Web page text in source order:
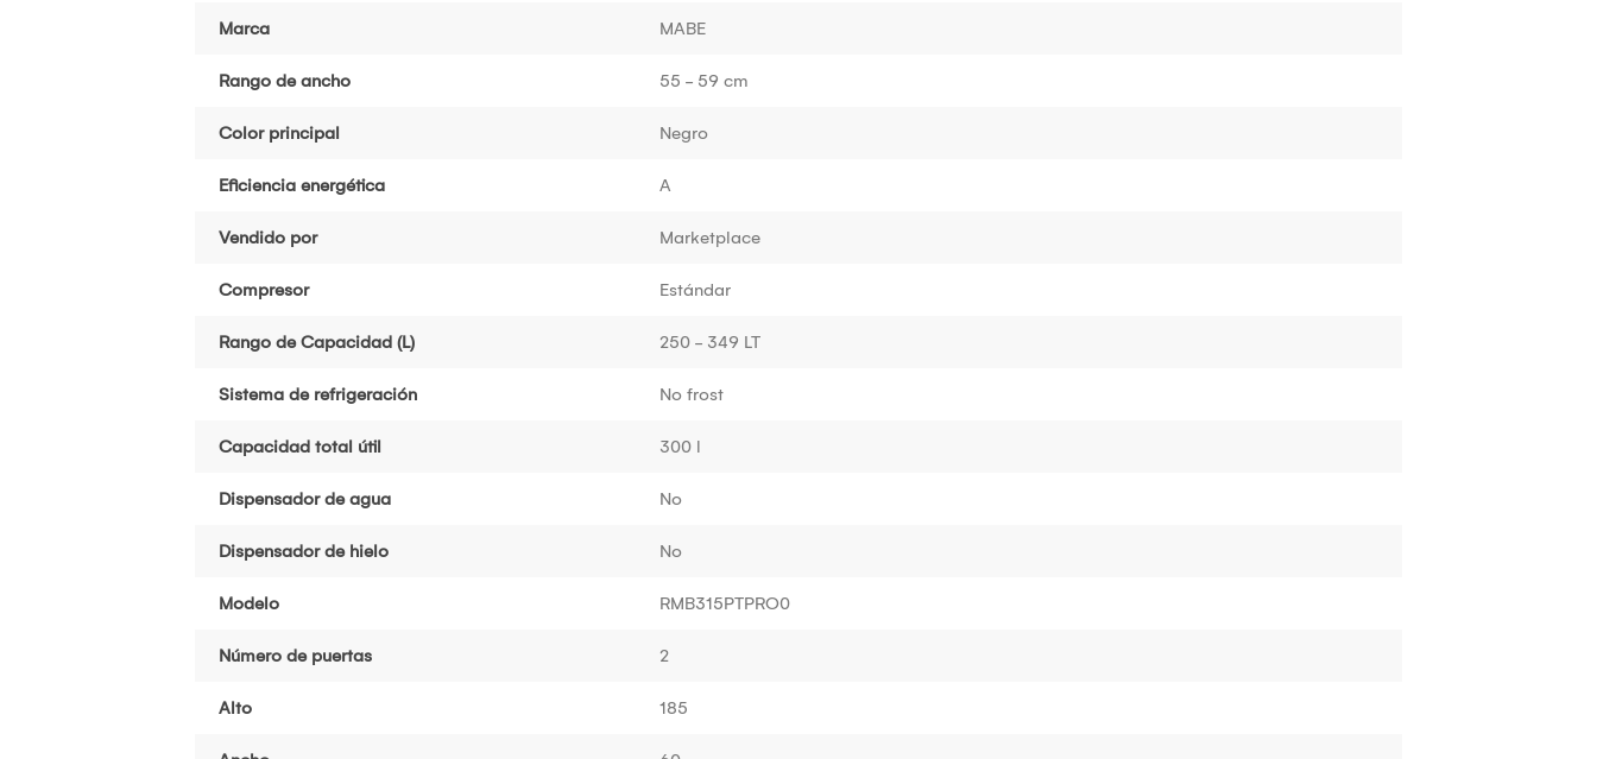
Marca MABE
Rango de ancho 55 - 59 cm
Color principal Negro
Eficiencia energética A
Vendido por Marketplace
Compresor Estándar
Rango de Capacidad (L) 250 - 349 LT
Sistema de refrigeración No frost
Capacidad total útil 300 l
Dispensador de agua No
Dispensador de hielo No
Modelo RMB315PTPRO0
Número de puertas 2
Alto 185